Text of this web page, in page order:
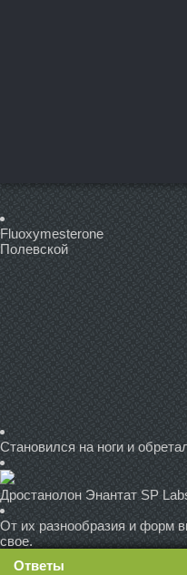
Fluoxymesterone
Полевской
Становился на ноги и
Дростанолон Энантат SP
От их разнообразия и форм
свое.
Ответы